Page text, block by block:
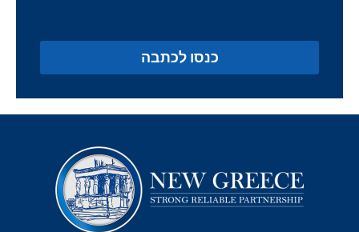
כנסו לכתבה